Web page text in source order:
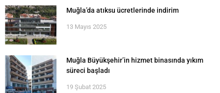
Muğla’da atıksu ücretlerinde indirim
13 Mayıs 2025
Muğla Büyükşehir’in hizmet binasında yıkım
süreci başladı
19 Şubat 2025